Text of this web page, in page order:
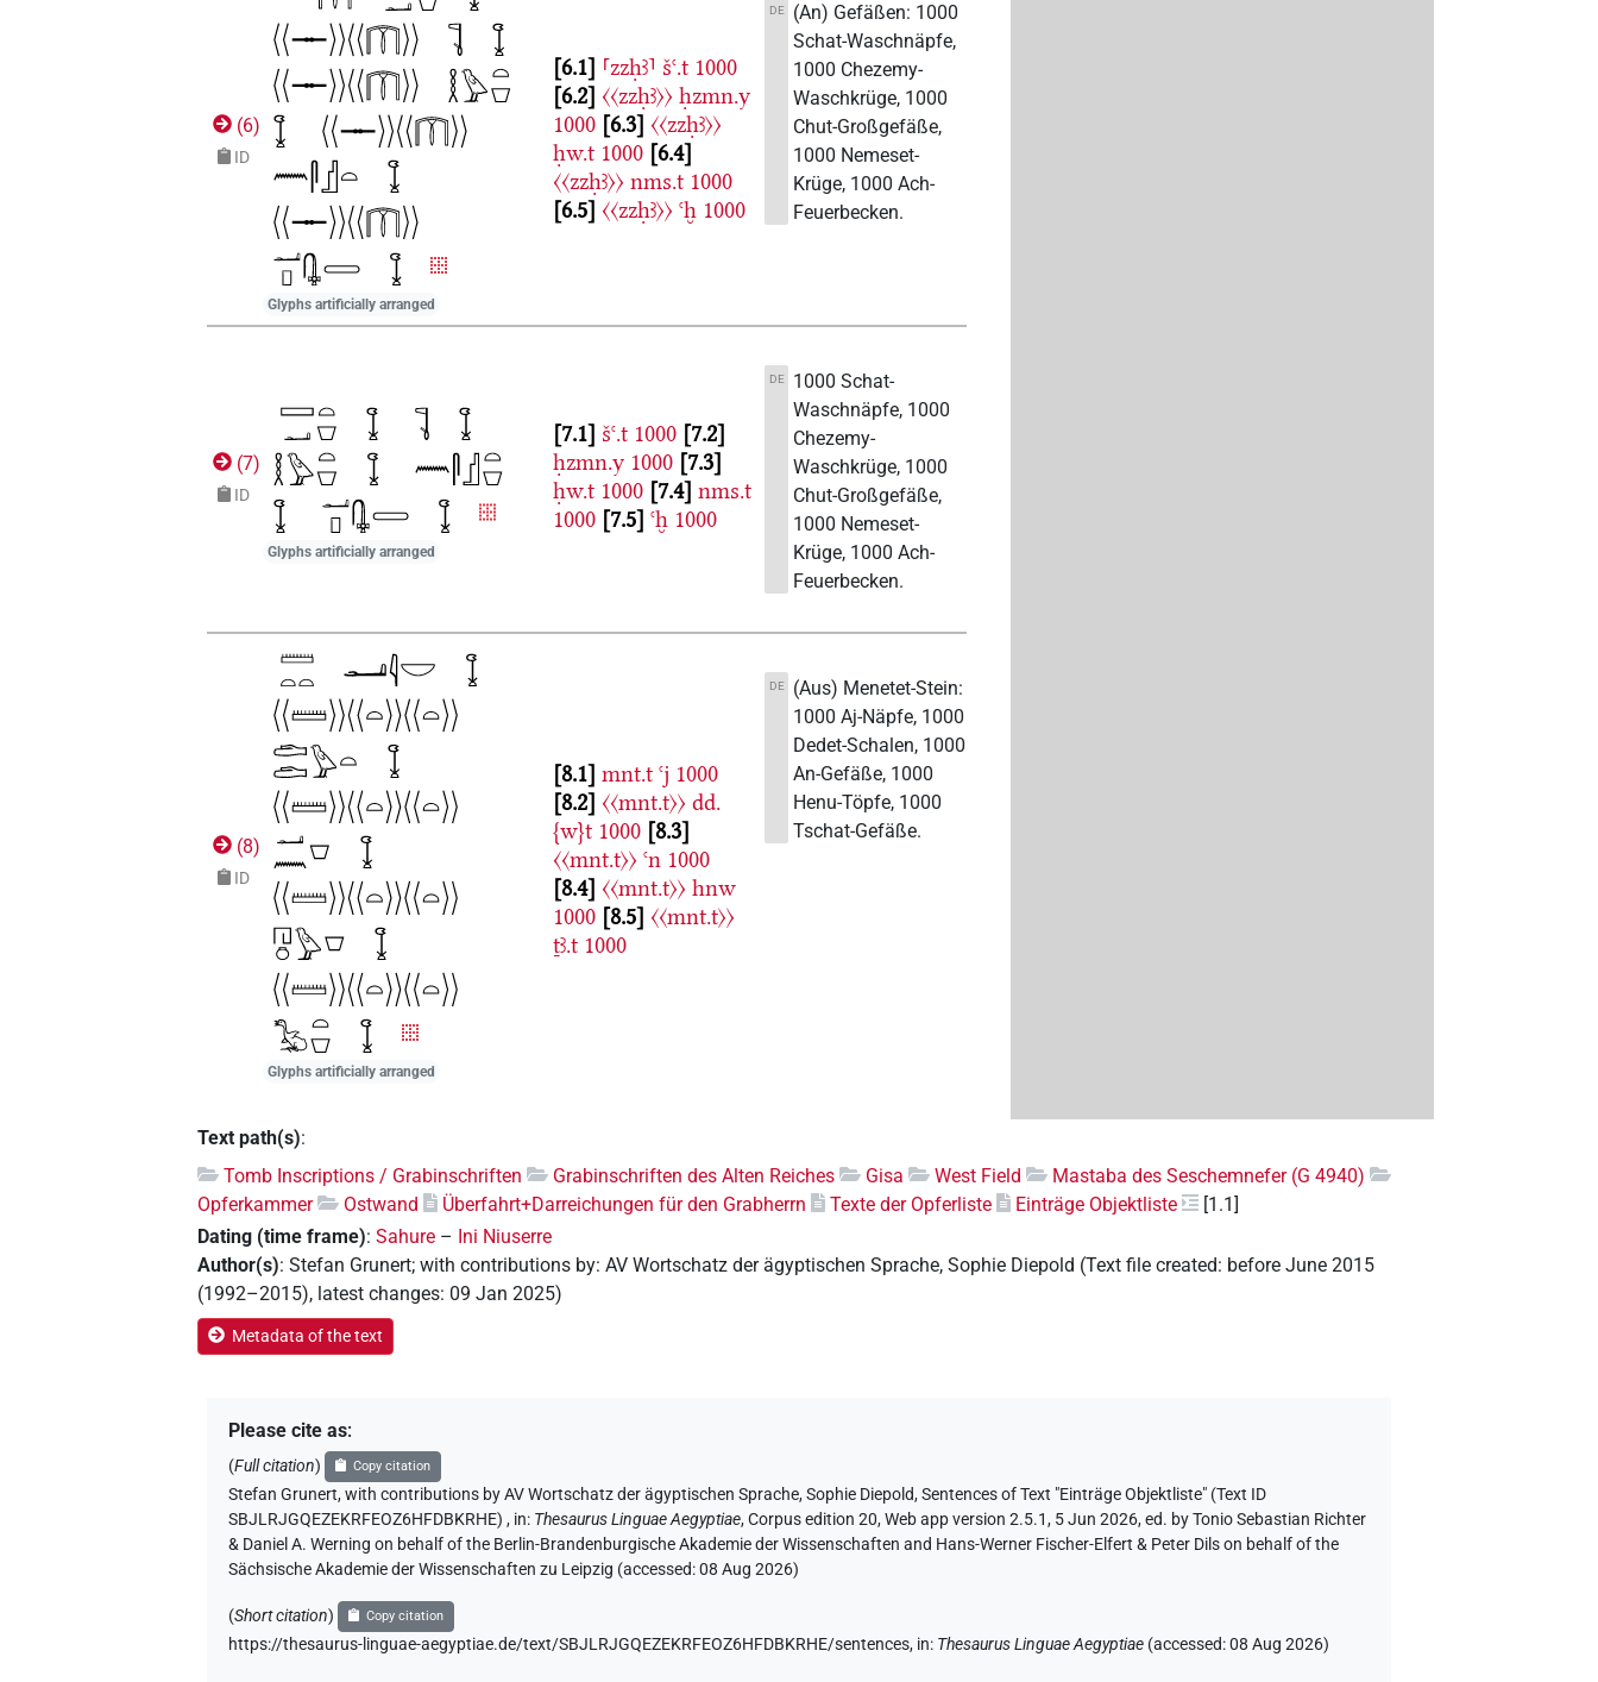
(6)
ID
Glyphs artificially arranged
6.1 ⸢zzḥꜣ⸣ šꜥ.t 1000
6.2 〈〈zzḥꜣ〉〉 ḥzmn.y
1000 6.3 〈〈zzḥꜣ〉〉
ḥw.t 1000 6.4
〈〈zzḥꜣ〉〉 nms.t 1000
6.5 〈〈zzḥꜣ〉〉 ꜥḫ 1000
DE
(An) Gefäßen: 1000
Schat-Waschnäpfe,
1000 Chezemy-
Waschkrüge, 1000
Chut-Großgefäße,
1000 Nemeset-
Krüge, 1000 Ach-
Feuerbecken.
(7)
ID
Glyphs artificially arranged
7.1 šꜥ.t 1000 7.2
ḥzmn.y 1000 7.3
ḥw.t 1000 7.4 nms.t
1000 7.5 ꜥḫ 1000
DE
1000 Schat-
Waschnäpfe, 1000
Chezemy-
Waschkrüge, 1000
Chut-Großgefäße,
1000 Nemeset-
Krüge, 1000 Ach-
Feuerbecken.
(8)
ID
Glyphs artificially arranged
8.1 mnt.t ꜥj 1000
8.2 〈〈mnt.t〉〉 dd.
{w}t 1000 8.3
〈〈mnt.t〉〉 ꜥn 1000
8.4 〈〈mnt.t〉〉 hnw
1000 8.5 〈〈mnt.t〉〉
ṯꜣ.t 1000
DE
(Aus) Menetet-Stein:
1000 Aj-Näpfe, 1000
Dedet-Schalen, 1000
An-Gefäße, 1000
Henu-Töpfe, 1000
Tschat-Gefäße.
Text path(s):
Tomb Inscriptions / Grabinschriften
Grabinschriften des Alten Reiches Gisa West Field
Mastaba des Seschemnefer (G 4940)
Opferkammer
Ostwand Überfahrt+Darreichungen für den Grabherrn Texte der Opferliste Einträge Objektliste
[1.1]
Dating (time frame):Sahure – Ini Niuserre
Author(s):Stefan Grunert;with contributions by:AV Wortschatz der ägyptischen Sprache,Sophie Diepold (Text file created: before June 2015
(1992–2015), latest changes: 09 Jan 2025)
Metadata of the text
Please cite as:
(Full citation) Copy citation
Stefan Grunert,with contributions by AV Wortschatz der ägyptischen Sprache, Sophie Diepold,Sentences of Text "Einträge Objektliste" (Text ID
SBJLRJGQEZEKRFEOZ6HFDBKRHE), in: Thesaurus Linguae Aegyptiae,Corpus edition 20, Web app version 2.5.1, 5 Jun 2026, ed. by Tonio Sebastian Richter
& Daniel A. Werning on behalf of the Berlin-Brandenburgische Akademie der Wissenschaften and Hans-Werner Fischer-Elfert & Peter Dils on behalf of the
Sächsische Akademie der Wissenschaften zu Leipzig (accessed:08 Aug 2026)
(Short citation) Copy citation
https://thesaurus-linguae-aegyptiae.de/text/SBJLRJGQEZEKRFEOZ6HFDBKRHE/sentences, in: Thesaurus Linguae Aegyptiae (accessed:08 Aug 2026)